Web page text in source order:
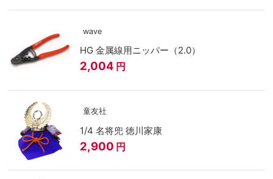
wave
HG 金属線用ニッパー（2.0）
2,004 円
童友社
1/4 名将兜 徳川家康
2,900 円